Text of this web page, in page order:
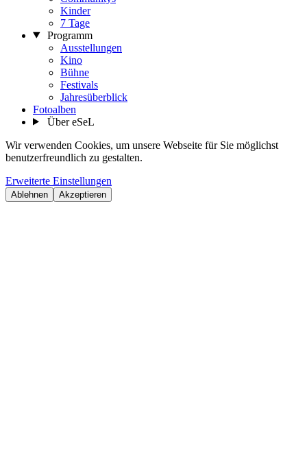
Kinder
7 Tage
Programm
Ausstellungen
Kino
Bühne
Festivals
Jahresüberblick
Fotoalben
Über eSeL
Wir verwenden Cookies, um unsere Webseite für Sie möglichst
benutzerfreundlich zu gestalten.
Erweiterte Einstellungen
Ablehnen Akzeptieren